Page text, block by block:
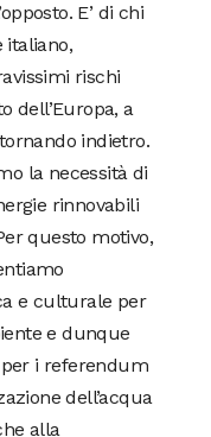
E’ di chi
italiano,
rischi
dell’Europa, a
indietro.
la necessità di
rinnovabili
questo motivo,
e culturale per
e dunque
i referendum
dell’acqua
alla